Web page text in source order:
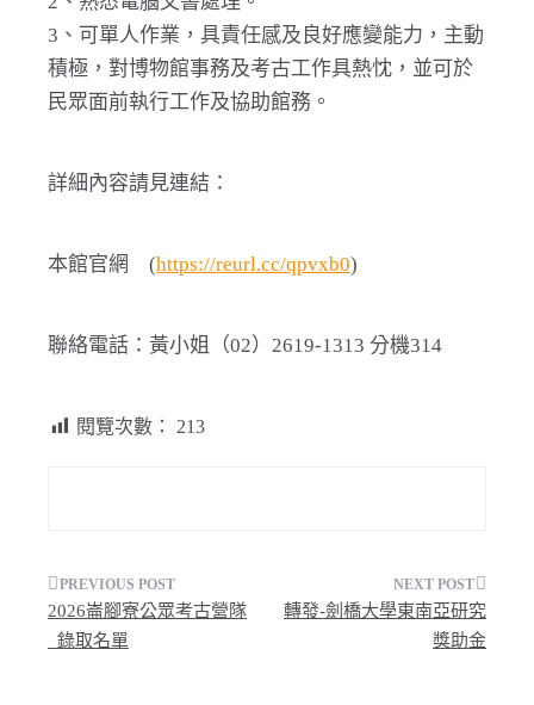
3、可單人作業，具責任感及良好應變能力，主動
積極，對博物館事務及考古工作具熱忱，並可於
民眾面前執行工作及協助館務。
詳細內容請見連結：
本館官網 (https://reurl.cc/qpvxb0)
聯絡電話：黃小姐（02）2619-1313 分機314
閱覽次數： 213
文
章
2026崙腳寮公眾考古營隊
_錄取名單
轉發-劍橋大學東南亞研究
獎助金